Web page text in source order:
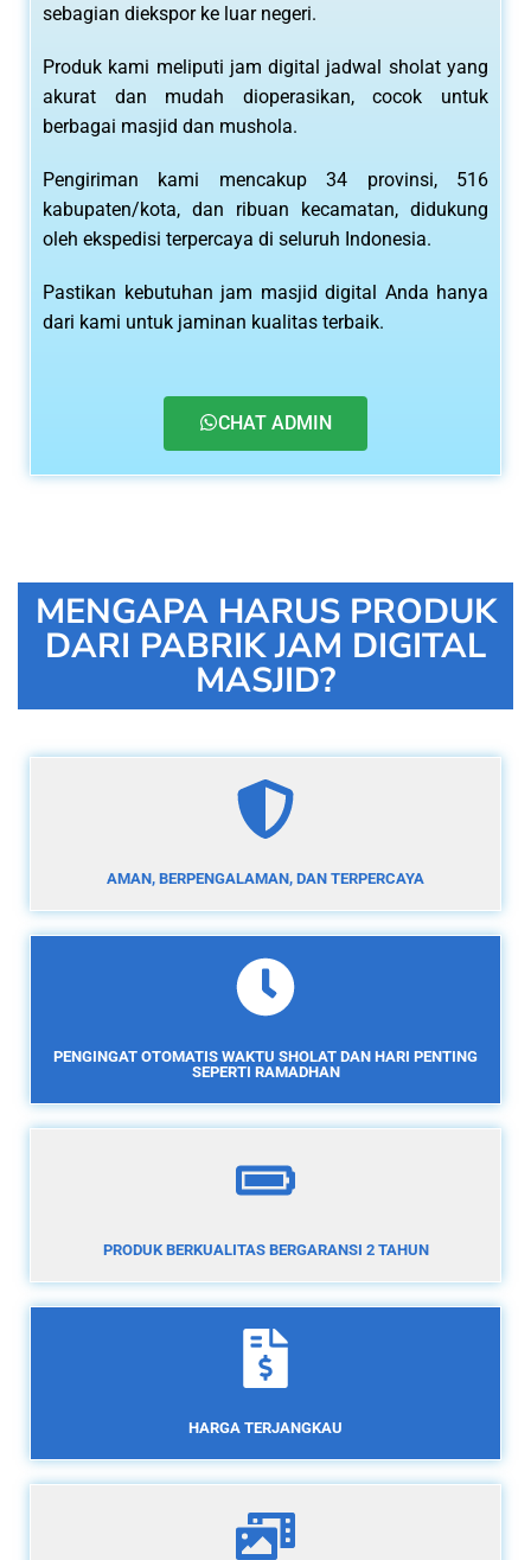
sebagian diekspor ke luar negeri.
Produk kami meliputi jam digital jadwal sholat yang
akurat dan mudah dioperasikan, cocok untuk
berbagai masjid dan mushola.
Pengiriman kami mencakup 34 provinsi, 516
kabupaten/kota, dan ribuan kecamatan, didukung
oleh ekspedisi terpercaya di seluruh Indonesia.
Pastikan kebutuhan jam masjid digital Anda hanya
dari kami untuk jaminan kualitas terbaik.
CHAT ADMIN
MENGAPA HARUS PRODUK
DARI PABRIK JAM DIGITAL
MASJID?
AMAN, BERPENGALAMAN, DAN TERPERCAYA
PENGINGAT OTOMATIS WAKTU SHOLAT DAN HARI PENTING
SEPERTI RAMADHAN
PRODUK BERKUALITAS BERGARANSI 2 TAHUN
HARGA TERJANGKAU